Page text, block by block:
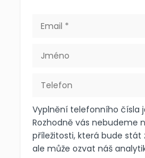
Vyplnění telefonního čísla
Rozhodně vás nebudeme
příležitosti, která bude stát
ale může ozvat náš